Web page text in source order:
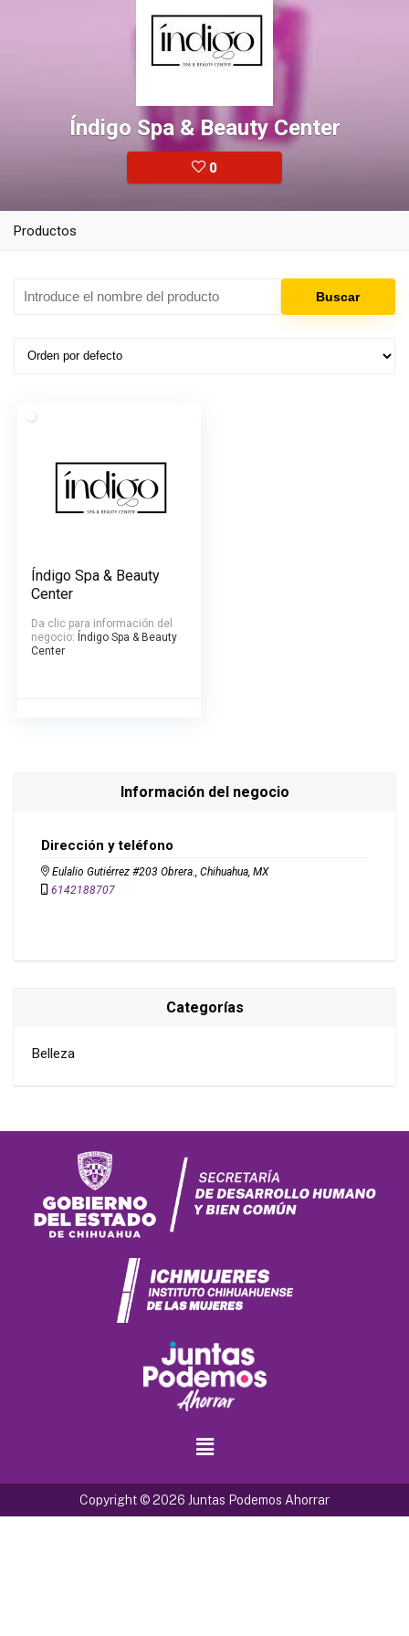
Índigo Spa & Beauty Center
0
Productos
Índigo Spa & Beauty
Center
Da clic para información del
negocio: Índigo Spa & Beauty
Center
Información del negocio
Dirección y teléfono
Eulalio Gutiérrez #203 Obrera., Chihuahua, MX
6142188707
Categorías
Belleza
Copyright © 2026 Juntas Podemos Ahorrar